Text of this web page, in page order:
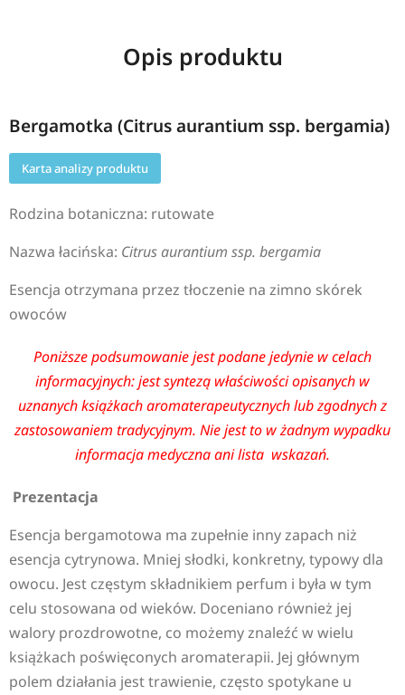
Opis produktu
Bergamotka (Citrus aurantium ssp. bergamia)
Karta analizy produktu
Rodzina botaniczna: rutowate
Nazwa łacińska: Citrus aurantium ssp. bergamia
Esencja otrzymana przez tłoczenie na zimno skórek
owoców
Poniższe podsumowanie jest podane jedynie w celach
informacyjnych: jest syntezą właściwości opisanych w
uznanych książkach aromaterapeutycznych lub zgodnych z
zastosowaniem tradycyjnym. Nie jest to w żadnym wypadku
informacja medyczna ani lista wskazań.
Prezentacja
Esencja bergamotowa ma zupełnie inny zapach niż
esencja cytrynowa. Mniej słodki, konkretny, typowy dla
owocu. Jest częstym składnikiem perfum i była w tym
celu stosowana od wieków. Doceniano również jej
walory prozdrowotne, co możemy znaleźć w wielu
książkach poświęconych aromaterapii. Jej głównym
polem działania jest trawienie, często spotykane u